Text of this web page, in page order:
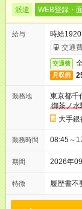
派遣 WEB登録・
給与
時給
交通
交通費
月収例
勤務地
東京都千
御茶ノ水
大手
勤務時間 08:45～
期間 2026年
特徴 履歴書不